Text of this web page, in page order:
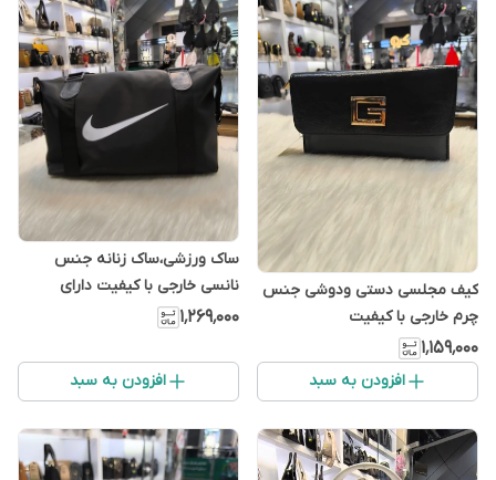
کیف مجلسی دستی ودوشی جنس
چرم خارجی با کیفیت
۱٬۱۵۹٬۰۰۰
افزودن به سبد
ساک ورزشی،ساک زنانه جنس
نانسی خارجی با کیفیت دارای
بندبلند داره
۱٬۲۶۹٬۰۰۰
افزودن به سبد